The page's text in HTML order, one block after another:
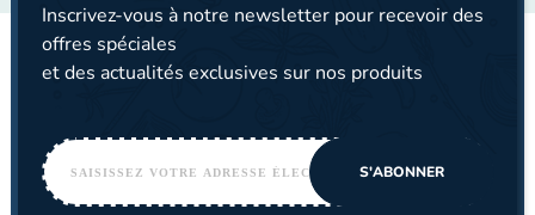
Inscrivez-vous à notre newsletter pour recevoir des
offres spéciales
et des actualités exclusives sur nos produits